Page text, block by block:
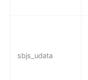
sbjs_udata